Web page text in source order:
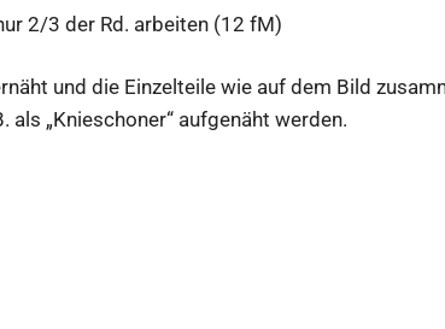
2/3 der Rd. arbeiten (12 fM)
und die Einzelteile wie auf dem Bild
„Knieschoner“ aufgenäht werden.